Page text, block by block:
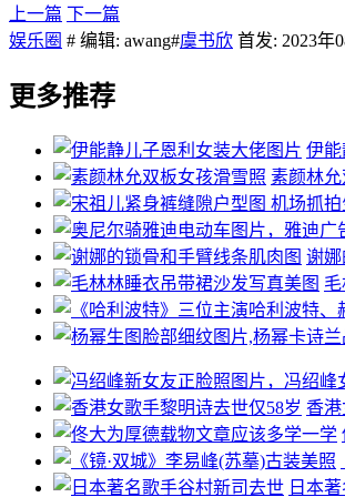
上一篇 下一篇
娱乐圈 # 编辑: awang#虞书欣 首发: 2023年
更多推荐
伊
素颜林
谢娜
香
日本